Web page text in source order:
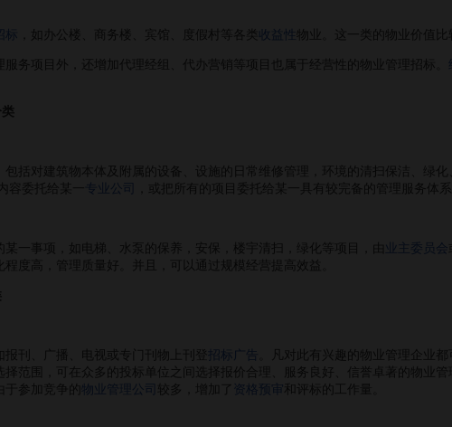
标 ，如办公楼、商务楼、宾馆、度假村等各类 收益性 物业。这一类的物业价值
项目外，还增加代理经组、代办营销等项目也属于经营性的物业管理招标。
对建筑物本体及附属的设备、设施的日常维修管理，环境的清扫保洁、绿化
容委托给某一
专业公司 ，或把所有的项目委托给某一具有较完备的管理服务体
事项，如电梯、水泵的保养，安保，楼宇清扫，绿化等项目，由 业主委员会
度高，管理质量好。并且，可以通过规模经营提高效益。
、广播、电视或专门刊物上刊登 招标广告
。凡对此有兴趣的物业管理企业
范围，可在众多的投标单位之间选择报价合理、服务良好、信誉卓著的物业
于参加竞争的 物业管理公司 较多，增加了 资格预审 和评标的工作量。